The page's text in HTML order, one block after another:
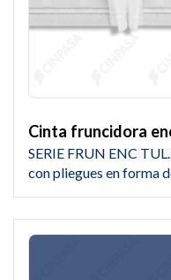
Cinta fruncidora
SERIE FRUN ENC
con pliegues en forma